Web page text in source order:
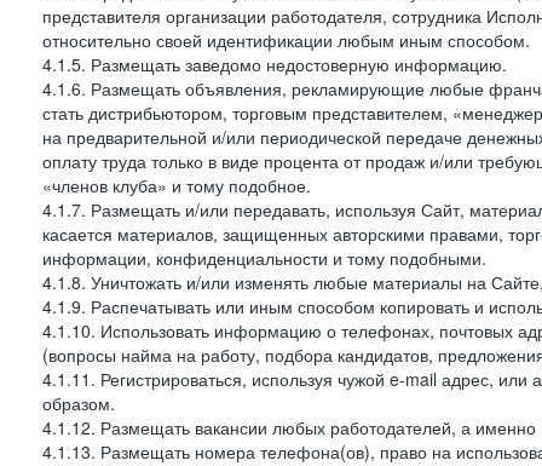
представителя организации работодателя, сотрудника
относительно своей идентификации любым иным способом.
4.1.5. Размещать заведомо недостоверную информацию.
4.1.6. Размещать объявления, рекламирующие любые
стать дистрибьютором, торговым представителем,
на предварительной и/или периодической передаче
оплату труда только в виде процента от продаж и/или
«членов клуба» и тому подобное.
4.1.7. Размещать и/или передавать, используя Сайт,
касается материалов, защищенных авторскими правами,
информации, конфиденциальности и тому подобными.
4.1.8. Уничтожать и/или изменять любые материалы на
4.1.9. Распечатывать или иным способом копировать и
4.1.10. Использовать информацию о телефонах, почтовых
(вопросы найма на работу, подбора кандидатов,
4.1.11. Регистрироваться, используя чужой e-mail адрес,
образом.
4.1.12. Размещать вакансии любых работодателей, а
4.1.13. Размещать номера телефона(ов), право на